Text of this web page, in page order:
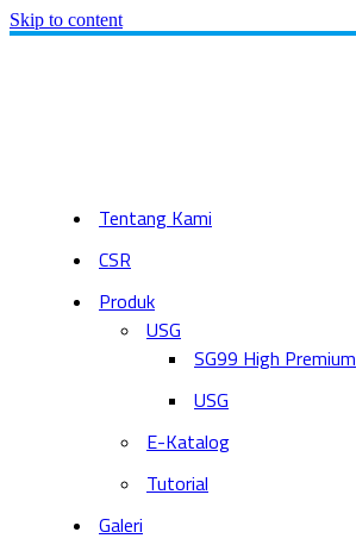
Skip to content
Tentang Kami
CSR
Produk
USG
SG99 High Premium
USG
E-Katalog
Tutorial
Galeri